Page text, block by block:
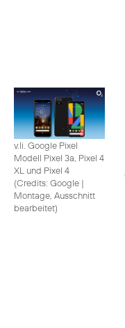
v.li. Google Pixel
Modell Pixel 3a, Pixel 4
XL und Pixel 4
(Credits: Google |
Montage, Ausschnitt
bearbeitet)